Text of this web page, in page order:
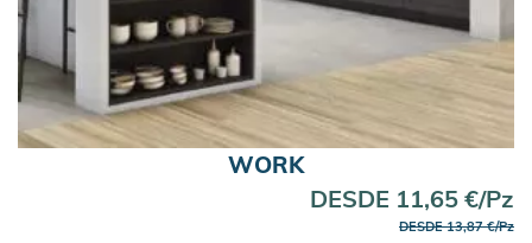
WORK
DESDE 11,65 €/Pz
DESDE 13,87 €/Pz